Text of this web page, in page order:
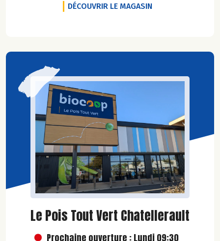
DÉCOUVRIR LE MAGASINLE POIS TOUT
Le Pois Tout Vert Chatellerault
Prochaine ouverture : Lundi 09:30